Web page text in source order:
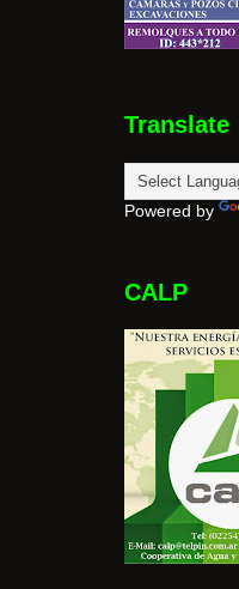
Translate
Powered by
CALP